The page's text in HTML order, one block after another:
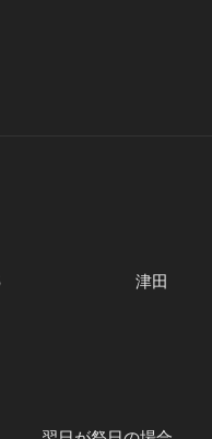
３−１５ 津田
）